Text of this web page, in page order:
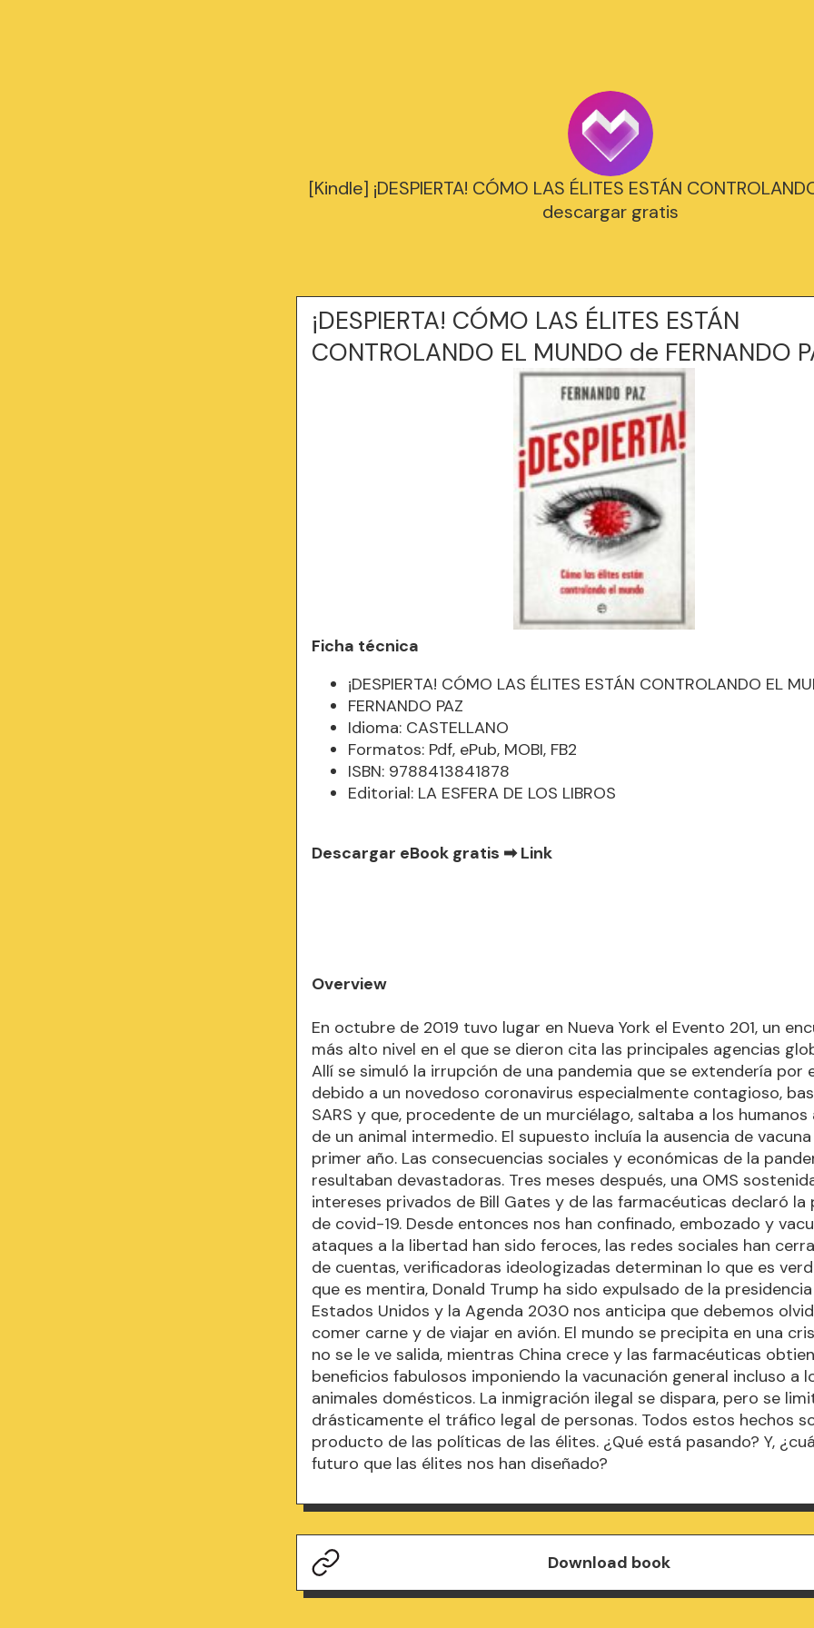
[Kindle] ¡DESPIERTA! CÓMO LAS ÉLITES ESTÁN
descargar gratis
¡DESPIERTA! CÓMO LAS ÉLITES ESTÁN
CONTROLANDO EL MUNDO de FERNANDO
Ficha técnica
¡DESPIERTA! CÓMO LAS ÉLITES ESTÁN CONTROLANDO EL
FERNANDO PAZ
Idioma: CASTELLANO
Formatos: Pdf, ePub, MOBI, FB2
ISBN: 9788413841878
Editorial: LA ESFERA DE LOS LIBROS
Descargar eBook gratis ➡Link
Overview
En octubre de 2019 tuvo lugar en Nueva York el Evento 201, un
más alto nivel en el que se dieron cita las principales agencias
Allí se simuló la irrupción de una pandemia que se extendería por
debido a un novedoso coronavirus especialmente contagioso,
SARS y que, procedente de un murciélago, saltaba a los
de un animal intermedio. El supuesto incluía la ausencia de
primer año. Las consecuencias sociales y económicas de la
resultaban devastadoras. Tres meses después, una OMS
intereses privados de Bill Gates y de las farmacéuticas declaró la
de covid-19. Desde entonces nos han confinado, embozado y
ataques a la libertad han sido feroces, las redes sociales han
de cuentas, verificadoras ideologizadas determinan lo que es
que es mentira, Donald Trump ha sido expulsado de la
Estados Unidos y la Agenda 2030 nos anticipa que debemos
comer carne y de viajar en avión. El mundo se precipita en una
no se le ve salida, mientras China crece y las farmacéuticas
beneficios fabulosos imponiendo la vacunación general incluso a
animales domésticos. La inmigración ilegal se dispara, pero se
drásticamente el tráfico legal de personas. Todos estos hechos
producto de las políticas de las élites. ¿Qué está pasando? Y,
futuro que las élites nos han diseñado?
Download book